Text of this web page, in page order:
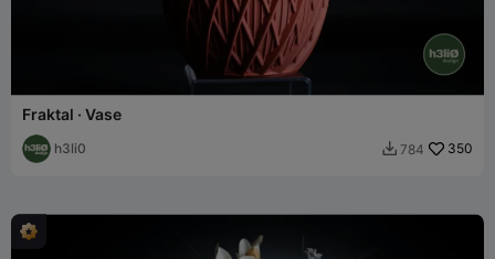
Fraktal · Vase
h3li0  784 350